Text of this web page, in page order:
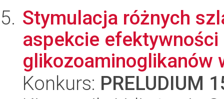
Stymulacja różnych
aspekcie
glikozoaminoglikanów
Konkurs: PRELUDIUM